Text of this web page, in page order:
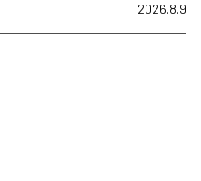
2026.8.9